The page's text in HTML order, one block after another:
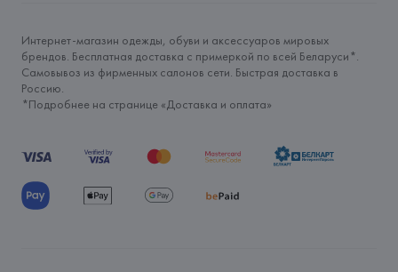
Интернет-магазин одежды, обуви и аксессуаров мировых
брендов. Бесплатная доставка с примеркой по всей Беларуси*.
Самовывоз из фирменных салонов сети. Быстрая доставка в
Россию.
*Подробнее на странице «Доставка и оплата»